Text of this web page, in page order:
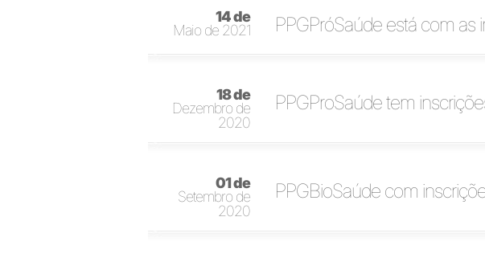
14 de
Maio de 2021
PPGPróSaúde está com as
18 de
Dezembro de
2020
PPGProSaúde tem
01 de
Setembro de
2020
PPGBioSaúde com